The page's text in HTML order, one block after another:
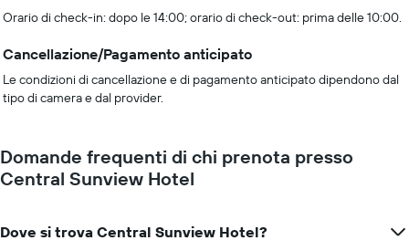
Orario di check-in: dopo le 14:00; orario di check-out: prima delle 10:00.
Cancellazione/Pagamento anticipato
Le condizioni di cancellazione e di pagamento anticipato dipendono dal
tipo di camera e dal provider.
Domande frequenti di chi prenota presso
Central Sunview Hotel
Dove si trova Central Sunview Hotel?